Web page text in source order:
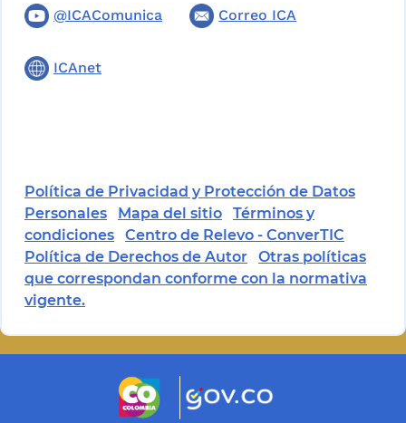
@ICAComunica Correo ICA
ICAnet
Política de Privacidad y Protección de Datos
Personales
Mapa del sitio
Términos y
condiciones
Centro de Relevo - ConverTIC
Política de Derechos de Autor
Otras políticas
que correspondan conforme con la normativa
vigente.